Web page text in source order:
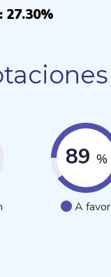
89 %
A favor